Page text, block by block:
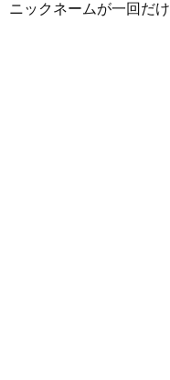
ニックネームが一回だ